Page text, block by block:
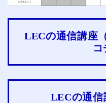
LECの通信講座
コ
LECの通信